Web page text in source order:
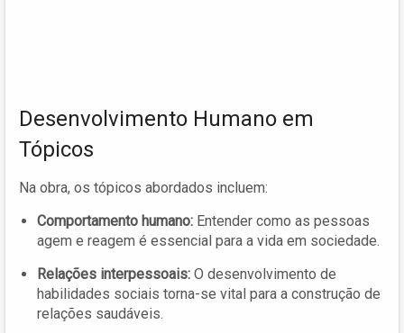
Desenvolvimento Humano em
Tópicos
Na obra, os tópicos abordados incluem:
Comportamento humano: Entender como as pessoas
agem e reagem é essencial para a vida em sociedade.
Relações interpessoais: O desenvolvimento de
habilidades sociais torna-se vital para a construção de
relações saudáveis.